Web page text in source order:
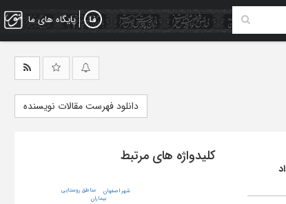
پایگاه های ما
دانلود فهرست مقالات نویسنده
کلیدواژه های مرتبط
بیماران
شهر اصفهان مناطق روستایی